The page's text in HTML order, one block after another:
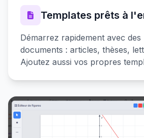
Templates prêts à
Démarrez rapidement avec des
documents : articles, thèses,
Ajoutez aussi vos propres